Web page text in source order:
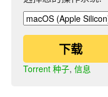
下载
Torrent 种子, 信息